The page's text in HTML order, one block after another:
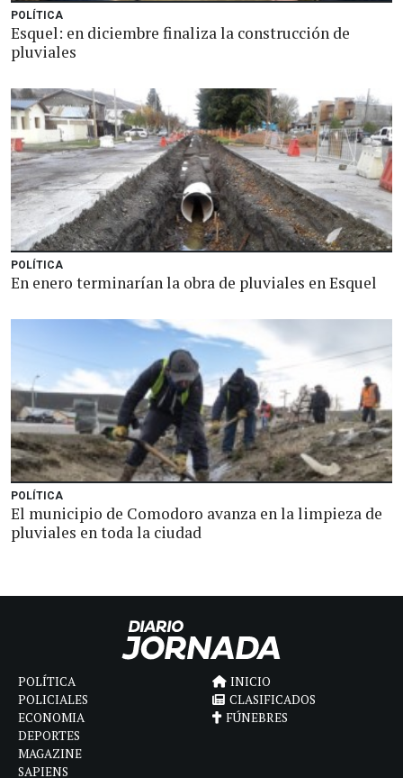
POLÍTICA
Esquel: en diciembre finaliza la construcción de
pluviales
POLÍTICA
En enero terminarían la obra de pluviales en Esquel
POLÍTICA
El municipio de Comodoro avanza en la limpieza de
pluviales en toda la ciudad
POLÍTICA
POLICIALES
ECONOMIA
DEPORTES
MAGAZINE
SAPIENS
INICIO
CLASIFICADOS
FÚNEBRES